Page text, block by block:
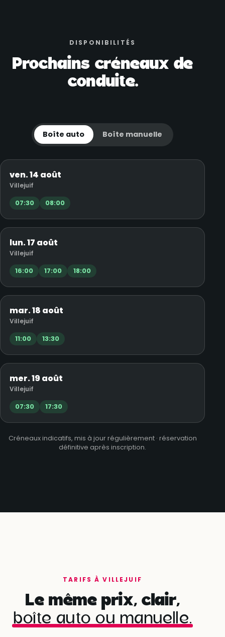
DISPONIBILITÉS
Prochains créneaux de
conduite.
Boîte auto Boîte manuelle
ven. 14 août
Villejuif
07:30 08:00
lun. 17 août
Villejuif
16:00 17:00 18:00
mar. 18 août
Villejuif
11:00 13:30
mer. 19 août
Villejuif
07:30 17:30
Créneaux indicatifs, mis à jour régulièrement · réservation
définitive après inscription.
TARIFS À VILLEJUIF
Le même prix, clair,
boîte auto ou manuelle.